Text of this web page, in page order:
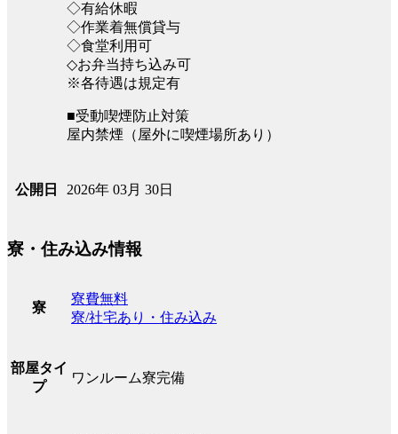
◇有給休暇
◇作業着無償貸与
◇食堂利用可
◇お弁当持ち込み可
※各待遇は規定有
■受動喫煙防止対策
屋内禁煙（屋外に喫煙場所あり）
公開日 2026年 03月 30日
寮・住み込み情報
寮
寮費無料
寮/社宅あり・住み込み
部屋タイ
プ
ワンルーム寮完備